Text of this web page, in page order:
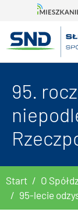
95.
Start O
95-lecie